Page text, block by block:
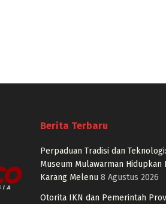
Berita Terbaru
Perpaduan Tradisi dan
Museum Mulawarman Hidupkan
Karang Melenu 8 Agustus 2026
Otorita IKN dan Pemerintah